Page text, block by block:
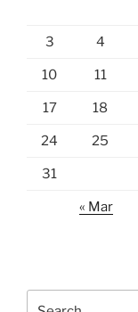
3 4
10 11
17 18
24 25
31
« Mar